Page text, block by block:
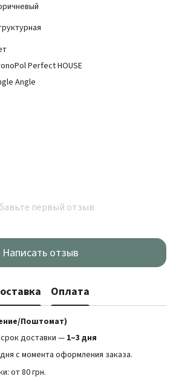
Perfect HOUSE
Angle
первый отзыв
Написать отзыв
Оплата
Поштомат)
доставки — 1–3 дня
с момента оформления заказа.
от 80 грн.